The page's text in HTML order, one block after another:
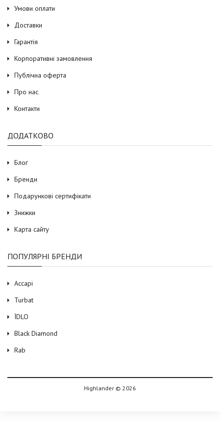
Умови оплати
Доставки
Гарантія
Корпоративні замовлення
Публічна оферта
Про нас
Контакти
ДОДАТКОВО
Блог
Бренди
Подарункові сертифікати
Знижки
Карта сайту
ПОПУЛЯРНІ БРЕНДИ
Accapi
Turbat
ЇDLO
Black Diamond
Rab
Highlander © 2026